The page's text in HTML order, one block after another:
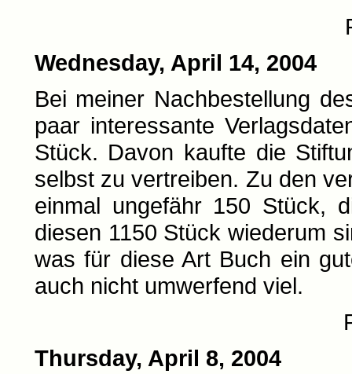
Wednesday, April 14, 2004
Bei meiner Nachbestellung
paar interessante
Stück. Davon kaufte die
selbst zu vertreiben. Zu den
einmal ungefähr 150 Stück,
diesen 1150 Stück wiederum
was für diese Art Buch ein
auch nicht umwerfend viel.
Thursday, April 8, 2004